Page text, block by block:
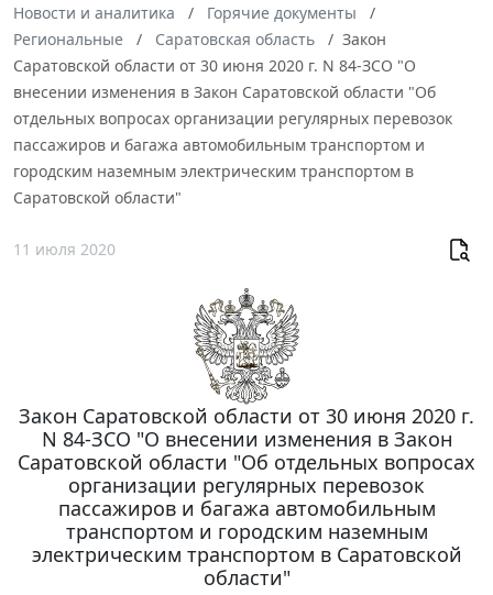
Новости и аналитика
Горячие документы
Региональные
Саратовская область
Закон
Саратовской области от 30 июня 2020 г. N 84-ЗСО "О
внесении изменения в Закон Саратовской области "Об
отдельных вопросах организации регулярных перевозок
пассажиров и багажа автомобильным транспортом и
городским наземным электрическим транспортом в
Саратовской области"
11 июля 2020
Закон Саратовской области от 30 июня 2020 г.
N 84-ЗСО "О внесении изменения в Закон
Саратовской области "Об отдельных вопросах
организации регулярных перевозок
пассажиров и багажа автомобильным
транспортом и городским наземным
электрическим транспортом в Саратовской
области"